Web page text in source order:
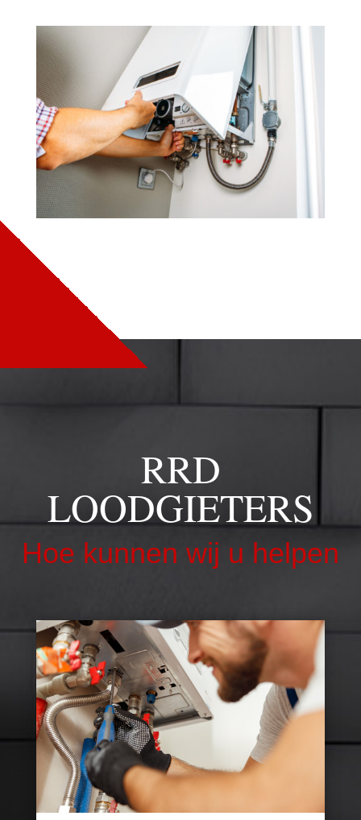
RRD
LOODGIETERS
Hoe kunnen wij u helpen